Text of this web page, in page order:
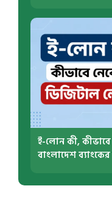
ই-লোন কী,
বাংলাদেশ